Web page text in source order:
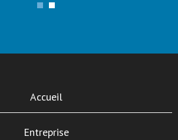
Accueil
Entreprise